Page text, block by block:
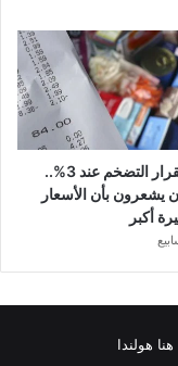
رغم استقرار التضخم عند 3%..
يشعرون بأن الأسعار
أكبر
هنا هولندا